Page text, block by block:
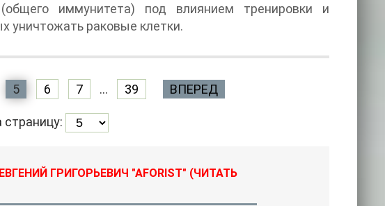
иммунитета) под влиянием тренировки и
уничтожать раковые клетки.
5 6 7 ... 39 ВПЕРЕД
страницу:
ГРИГОРЬЕВИЧ "AFORIST" (ЧИТАТЬ